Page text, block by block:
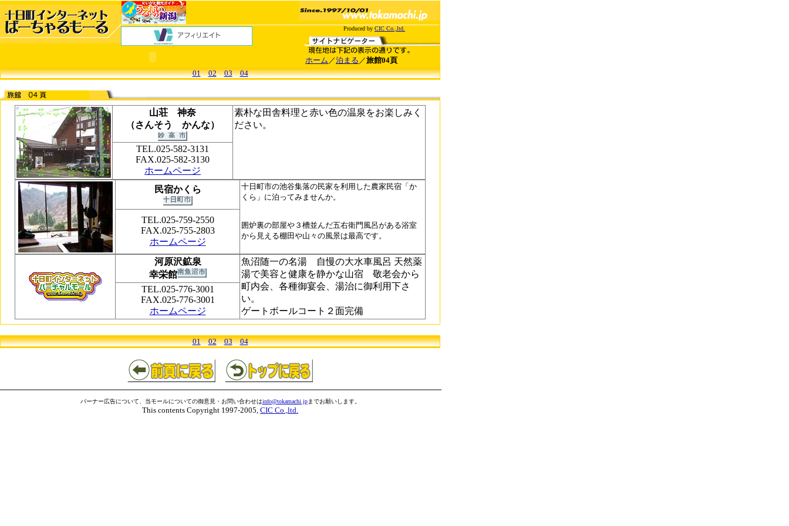
Produced by CIC Co.,ltd.
ホーム ／泊まる ／旅館04頁
01
02 03 04
山荘 神奈
（さんそう かんな）
素朴な田舎料理と赤い色の温泉をお楽しみく
ださい。
TEL.025-582-3131
FAX.025-582-3130
ホームページ
民宿かくら
十日町市の池谷集落の民家を利用した農家民宿「か
くら」に泊ってみませんか。
囲炉裏の部屋や３槽並んだ五右衛門風呂がある浴室
から見える棚田や山々の風景は最高です。
TEL.025-759-2550
FAX.025-755-2803
ホームページ
河原沢鉱泉
幸栄館
魚沼随一の名湯 自慢の大水車風呂 天然薬
湯で美容と健康を静かな山宿 敬老会から
町内会、各種御宴会、湯治に御利用下さ
い。
ゲートボールコート２面完備
TEL.025-776-3001
FAX.025-776-3001
ホームページ
01 02 03 04
バーナー広告について、当モールについての御意見・お問い合わせはinfo@tokamachi.jpまでお願いします。
This contents Copyright 1997-2005, CIC Co.,ltd.